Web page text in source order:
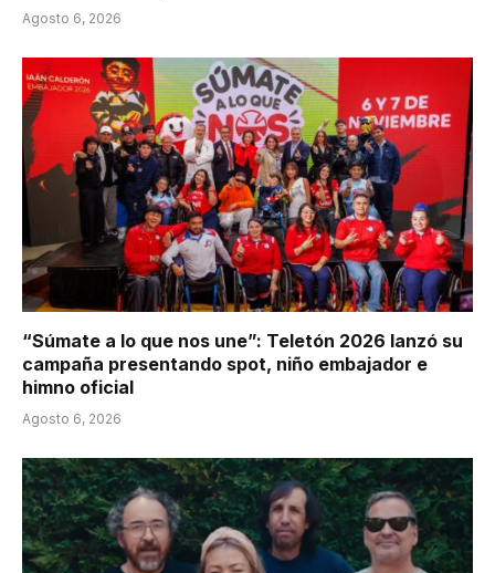
Agosto 6, 2026
“Súmate a lo que nos une”: Teletón 2026 lanzó su
campaña presentando spot, niño embajador e
himno oficial
Agosto 6, 2026